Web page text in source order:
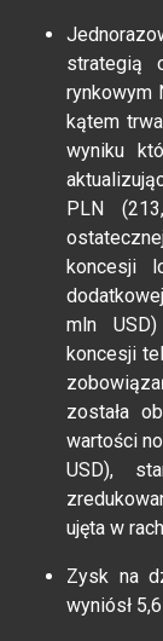
strategią
rynkowym
kątem
wyniku
PLN
koncesji
mln
koncesji
została
wartości
USD),
ujęta w
Zysk na
wyniósł